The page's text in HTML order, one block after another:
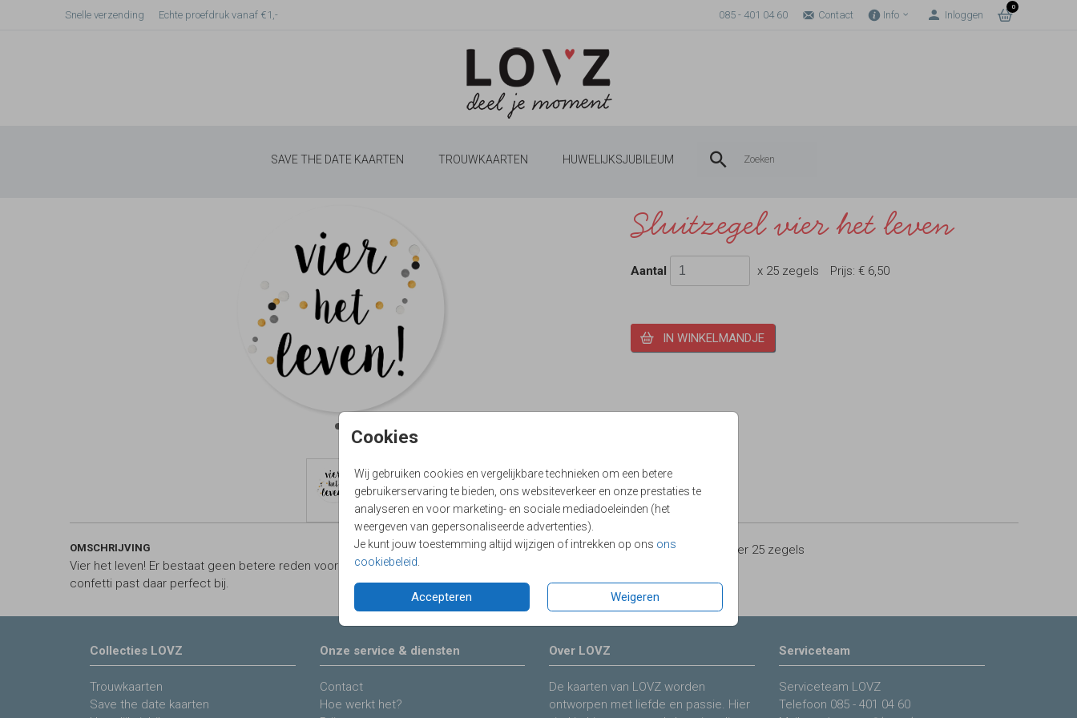
Snelle verzending Echte proefdruk vanaf €1,- 085 - 401 04 60 Contact Info Inloggen
0
SAVE THE DATE KAARTEN TROUWKAARTEN HUWELIJKSJUBILEUM
Cookies
Wij gebruiken cookies en vergelijkbare technieken om een betere
gebruikerservaring te bieden, ons websiteverkeer en onze prestaties te
analyseren en voor marketing- en sociale mediadoeleinden (het
weergeven van gepersonaliseerde advertenties).
Je kunt jouw toestemming altijd wijzigen of intrekken op ons ons
cookiebeleid.
Accepteren Weigeren
Sluitzegel vier het leven
Aantal x 25 zegels Prijs: € 6,50
IN WINKELMANDJE
OMSCHRIJVING
Vier het leven! Er bestaat geen betere reden voor een feestje. En deze sluitzegel met vrolijke
confetti past daar perfect bij.
Prijs:€ 6,50 per 25 zegels
Collecties LOVZ
Trouwkaarten
Save the date kaarten
Onze service & diensten
Contact
Hoe werkt het?
Over LOVZ
De kaarten van LOVZ worden
ontworpen met liefde en passie. Hier
Serviceteam
Serviceteam LOVZ
Telefoon 085 - 401 04 60